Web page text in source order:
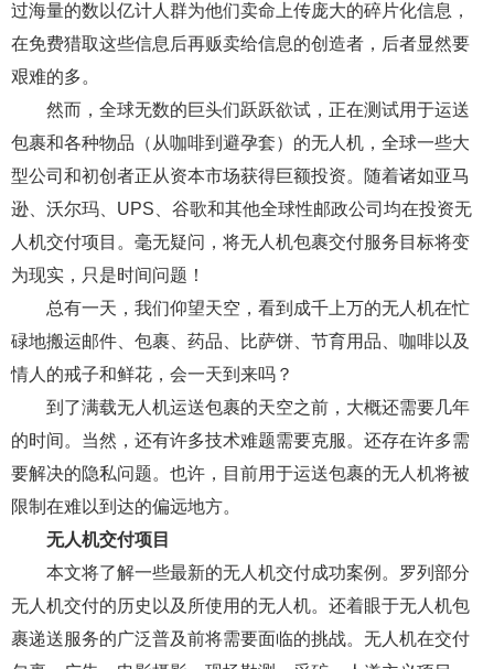
过海量的数以亿计人群为他们卖命上传庞大的碎片化信息，
在免费猎取这些信息后再贩卖给信息的创造者 ，后者显然要
艰难的多。
然而，全球无数的巨头们跃跃欲试，正在测试用于运送
包裹和各种物品（从咖啡到避孕套）的无人机，全球一些大
型公司和初创者正从资本市场获得巨额投资。随着诸如亚马
逊、沃尔玛、UPS、谷歌和其他全球性邮政公司均在投资无
人机交付项目。毫无疑问，将无人机包裹交付服务目标将变
为现实，只是时间问题！
总有一天，我们仰望天空，看到成千上万的无人机在忙
碌地搬运邮件、包裹、药品、比萨饼、节育用品、咖啡以及
情人的戒子和鲜花，会一天到来吗？
到了满载无人机运送包裹的天空之前，大概还需要几年
的时间。当然，还有许多技术难题需要克服。还存在许多需
要解决的隐私问题。也许，目前用于运送包裹的无人机将被
限制在难以到达的偏远地方。
无人机交付项目
本文将了解一些最新的无人机交付成功案例。罗列部分
无人机交付的历史以及所使用的无人机。还着眼于无人机包
裹递送服务的广泛普及前将需要面临的挑战。无人机在交付